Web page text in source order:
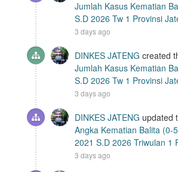
Jumlah Kasus Kematian
S.D 2026 Tw 1 Provinsi
3 days ago
DINKES JATENG created
Jumlah Kasus Kematian
S.D 2026 Tw 1 Provinsi
3 days ago
DINKES JATENG updated
Angka Kematian Balita (0-
2021 S.D 2026 Triwulan 1
3 days ago